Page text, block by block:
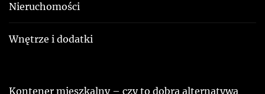
Nieruchomości
Wnętrze i dodatki
Kontener mieszkalny – czy to dobra alternatywa